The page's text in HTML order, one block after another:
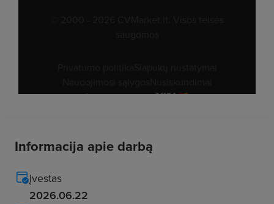
Informacija apie darbą
Įvestas
2026.06.22